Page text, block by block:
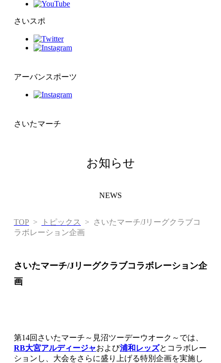
さいスポ
アーバンスポーツ
さいたマーチ
お知らせ
NEWS
TOP > トピックス >
さいたマーチ/Jリーグクラブコ
ラボレーション企画
さいたマーチ/Jリーグクラブコラボレーション企
画
第14回さいたマーチ～見沼ツーデーウオーク～では、
RB大宮アルディージャおよび浦和レッズとコラボレー
ションし、大会をさらに盛り上げる特別企画を実施し